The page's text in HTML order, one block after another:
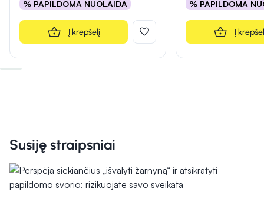
% PAPILDOMA NUOLAIDA
Į krepšelį
% PAPILDOMA
Į
Susiję straipsniai